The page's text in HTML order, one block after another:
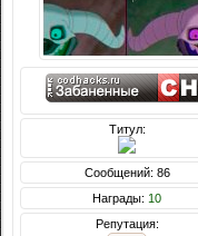
Титул:
Сообщений: 86
Награды: 10
Репутация: